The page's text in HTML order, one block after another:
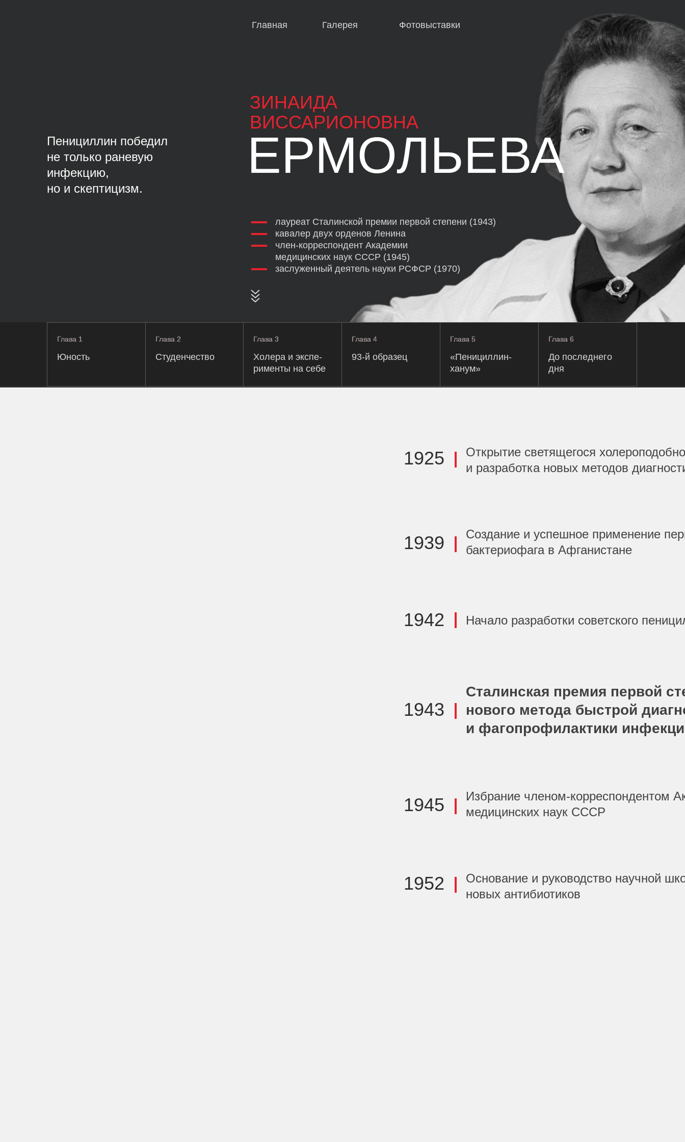
лауреат Сталинской премии первой степени (1943)
кавалер двух орденов Ленина
член-корреспондент Академии
медицинских наук СССР (1945)
заслуженный деятель науки РСФСР (1970)
ЗИНАИДА
ВИССАРИОНОВНА
ЕРМОЛЬЕВА
Фотовыставки
Галерея
Главная
Пенициллин победил
не только раневую
инфекцию,
но и скептицизм.
Юность
Глава 1
Глава 1
Студенчество
Глава 2
Глава 2
Холера и экспе-
рименты на себе
Глава 3
Глава 3
93-й образец
Глава 4
Глава 4
«Пенициллин-
ханум»
Глава 5
Глава 5
До последнего
дня
Глава 6
Глава 6
Сталинская премия первой
нового метода быстрой
и фагопрофилактики
1943
Избрание членом-корреспондентом
медицинских наук СССР
1945
Основание и руководство научной
новых антибиотиков
1952
Начало разработки советского
1942
Создание и успешное применение
бактериофага в Афганистане
1939
Открытие светящегося
и разработка новых методов
1925